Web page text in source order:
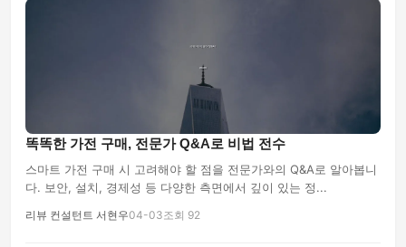
똑똑한 가전 구매, 전문가 Q&A로 비법 전수
스마트 가전 구매 시 고려해야 할 점을 전문가와의 Q&A로 알아봅니
다. 보안, 설치, 경제성 등 다양한 측면에서 깊이 있는 정...
리뷰 컨설턴트 서현우04-03조회 92